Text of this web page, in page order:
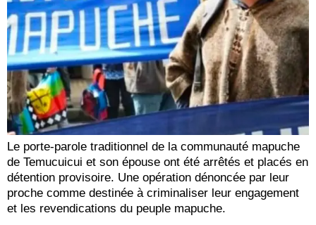
Le porte-parole traditionnel de la communauté mapuche
de Temucuicui et son épouse ont été arrêtés et placés en
détention provisoire. Une opération dénoncée par leur
proche comme destinée à criminaliser leur engagement
et les revendications du peuple mapuche.